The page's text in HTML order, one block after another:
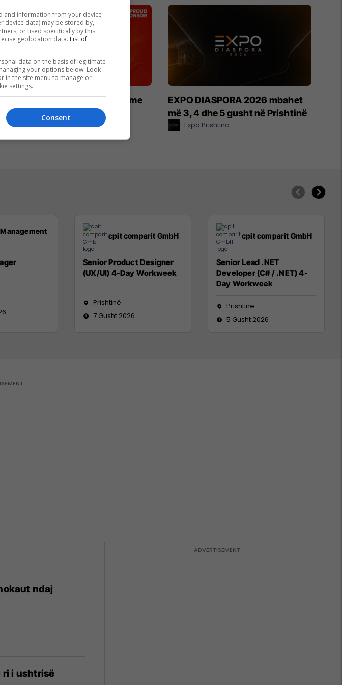
IPKO vazhdon partneritetin me
Sunny Hill Festival 2026
EXPO DIASPORA 2026 mbahet
më 3, 4 dhe 5 gusht në Prishtinë
Expo Prishtina
cpit comparit GmbH
Senior Product Designer
(UX/UI) 4-Day Workweek
Prishtinë
7 Gusht 2026
cpit comparit GmbH
Senior Lead .NET
Developer (C# / .NET) 4-
Day Workweek
Prishtinë
5 Gusht 2026
ndaj
ri i ushtrisë
and information from your device
device data) may be stored by,
or used specifically by this
geolocation data. List of
data on the basis of legitimate
your options below. Look
in the site menu to manage or
settings.
Consent